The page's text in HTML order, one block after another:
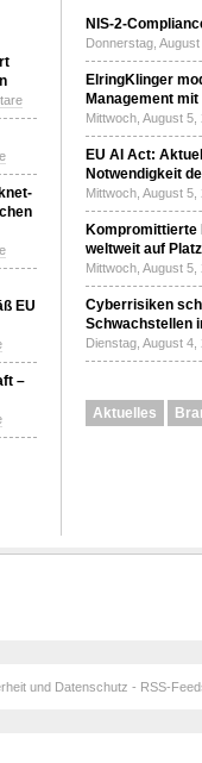
EU
–
NIS-2-
Donnerstag,
ElringKlinger
Management
Mittwoch, August
EU AI Act:
Notwendigkeit
Mittwoch, August
Kompromittierte
weltweit auf
Mittwoch, August
Cyberrisiken
Schwachstellen
Dienstag, August
Aktuelles
und Datenschutz - RSS-